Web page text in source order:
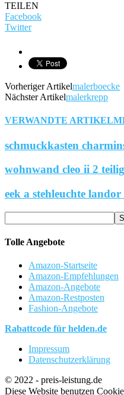
TEILEN
Facebook
Twitter
Vorheriger Artikelmalerboecke
Nächster Artikelmalerkrepp
VERWANDTE ARTIKEL
schmuckkasten
wohnwand cleo ii 2
eek a stehleuchte
Tolle Angebote
Amazon-Startseite
Amazon-Empfehlungen
Amazon-Angebote
Amazon-Restposten
Fashion-Angebote
Rabattcode für helden.de
Impressum
Datenschutzerklärung
© 2022 - preis-leistung.de
Diese Website benutzen